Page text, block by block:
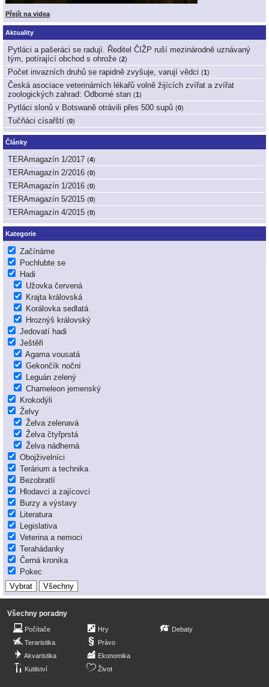
Přejít na videa
Aktuality
Pytláci a pašeráci se radují. Ředitel ČIŽP ruší mezinárodně uznávaný
tým, potírající obchod s ohrože (2)
Počet invazních druhů se rapidně zvyšuje, varují vědci (1)
Česká asociace veterinárních lékařů volně žijících zvířat a zvířat
zoologických zahrad: Odborné stan (1)
Pytláci slonů v Botswaně otrávili přes 500 supů (0)
Tučňáci císařští (0)
Články
TERAmagazín 1/2017 (4)
TERAmagazín 2/2016 (0)
TERAmagazín 1/2016 (0)
TERAmagazín 5/2015 (0)
TERAmagazín 4/2015 (0)
Kategorie
Začínáme
Pochlubte se
Hadi
Užovka červená
Krajta královská
Korálovka sedlatá
Hroznýš královský
Jedovatí hadi
Ještěři
Agama vousatá
Gekončík noční
Leguán zelený
Chameleon jemenský
Krokodýli
Želvy
Želva zelenavá
Želva čtyřprstá
Želva nádherná
Obojživelníci
Terárium a technika
Bezobratlí
Hlodavci a zajícovci
Burzy a výstavy
Literatura
Legislativa
Veterina a nemoci
Terahádanky
Černá kronika
Pokec
Všechny poradny
Počítače
Teraristika
Akvaristika
Kutilství
Hry
Právo
Ekonomika
Život
Debaty